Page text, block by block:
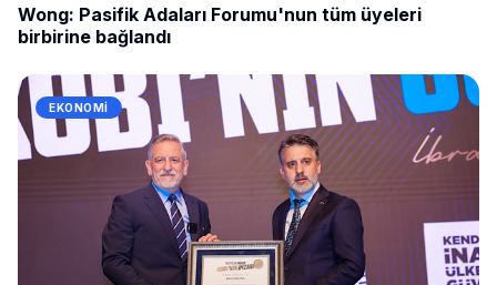
Wong: Pasifik Adaları Forumu'nun tüm üyeleri
birbirine bağlandı
EKONOMI